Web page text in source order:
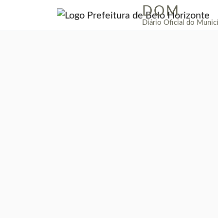
| DOM
Diário Oficial do